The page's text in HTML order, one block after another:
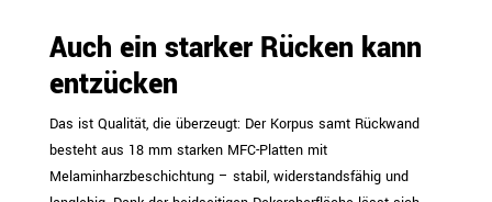
Auch ein starker Rücken kann
entzücken
Das ist Qualität, die überzeugt: Der Korpus samt Rückwand
besteht aus 18 mm starken MFC-Platten mit
Melaminharzbeschichtung – stabil, widerstandsfähig und